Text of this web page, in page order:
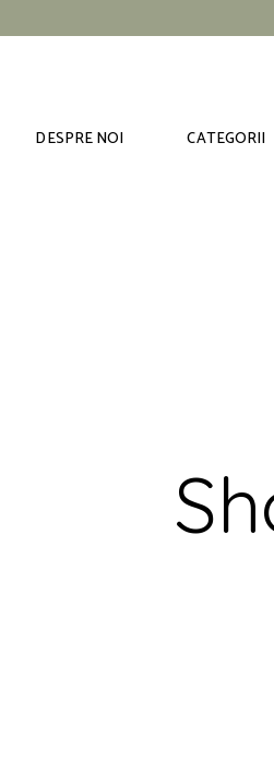
DESPRE NOI CATEGORII